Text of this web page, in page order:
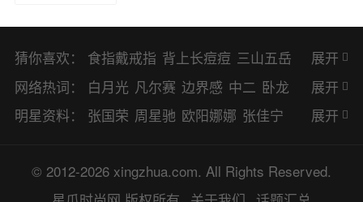
猜你喜欢： 食指戴戒指 背上长痘痘 三山五岳
避暑胜地
展开
网络热词：
白月光 凡尔赛 边界感 中二 卧龙
凤雏 二次元 KPI EMO CP BUG
胺 SP OC HOLD OEM BP 猎奇
展开
明星资料：
张国荣 周星驰 欧阳娜娜 张佳宁
谭松韵 唐嫣 童瑶 宋茜 孙俪 倪
展开
© 2012-2026 xingzhua.com. All Rights Reserved.